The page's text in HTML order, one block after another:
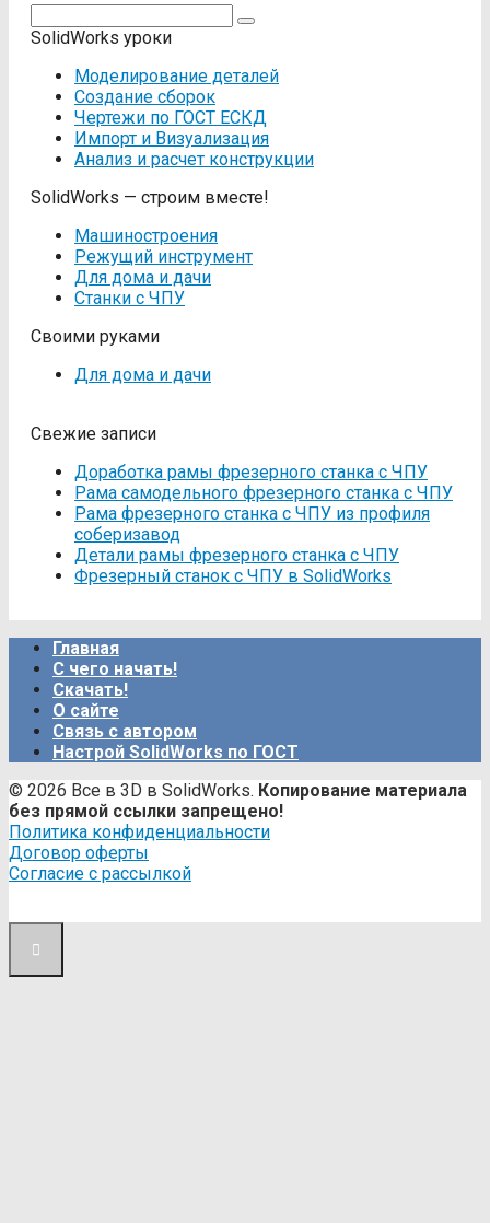
SolidWorks уроки
Моделирование деталей
Создание сборок
Чертежи по ГОСТ ЕСКД
Импорт и Визуализация
Анализ и расчет конструкции
SolidWorks — строим вместе!
Машиностроения
Режущий инструмент
Для дома и дачи
Станки с ЧПУ
Своими руками
Для дома и дачи
Свежие записи
Доработка рамы фрезерного станка с ЧПУ
Рама самодельного фрезерного станка с ЧПУ
Рама фрезерного станка c ЧПУ из профиля
соберизавод
Детали рамы фрезерного станка с ЧПУ
Фрезерный станок с ЧПУ в SolidWorks
Главная
С чего начать!
Скачать!
О сайте
Связь с автором
Настрой SolidWorks по ГОСТ
© 2026 Все в 3D в SolidWorks. Копирование материала
без прямой ссылки запрещено!
Политика конфиденциальности
Договор оферты
Согласие с рассылкой